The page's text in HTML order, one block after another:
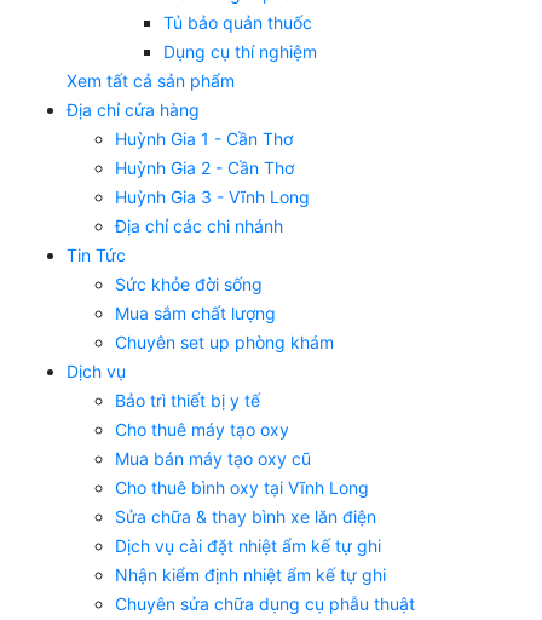
Tủ bảo quản thuốc
Dụng cụ thí nghiệm
Xem tất cả sản phẩm
Địa chỉ cửa hàng
Huỳnh Gia 1 - Cần Thơ
Huỳnh Gia 2 - Cần Thơ
Huỳnh Gia 3 - Vĩnh Long
Địa chỉ các chi nhánh
Tin Tức
Sức khỏe đời sống
Mua sắm chất lượng
Chuyên set up phòng khám
Dịch vụ
Bảo trì thiết bị y tế
Cho thuê máy tạo oxy
Mua bán máy tạo oxy cũ
Cho thuê bình oxy tại Vĩnh Long
Sửa chữa & thay bình xe lăn điện
Dịch vụ cài đặt nhiệt ẩm kế tự ghi
Nhận kiểm định nhiệt ẩm kế tự ghi
Chuyên sửa chữa dụng cụ phẫu thuật